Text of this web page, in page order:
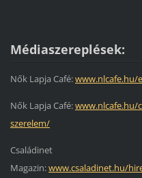
Médiaszereplések:
Nők Lapja Café:www.nlcafe.hu/
Nők Lapja Café:www.nlcafe.hu/
szerelem/
Családinet
Magazin:www.csaladinet.hu/